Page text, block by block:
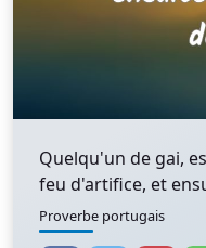
Quelqu'un de gai,
feu d'artifice, et
Proverbe portugais